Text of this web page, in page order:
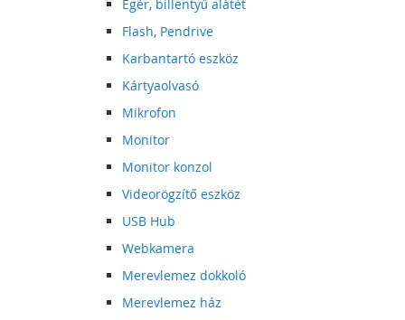
Egér, billentyű alátét
Flash, Pendrive
Karbantartó eszköz
Kártyaolvasó
Mikrofon
Monitor
Monitor konzol
Videorögzítő eszköz
USB Hub
Webkamera
Merevlemez dokkoló
Merevlemez ház